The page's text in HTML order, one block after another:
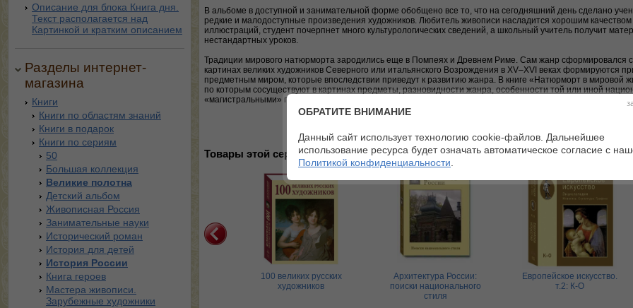
Описание для блока Книга дня.
Текст располагается над
Картинкой и кратким описанием
Разделы интернет-
магазина
Книги
Книги по областям знаний
Книги в подарок
Книги по сериям
50
Большая коллекция
Великие полотна
Детский альбом
Живописная Россия
Занимательные науки
Исторический роман
История для детей
История России
Книга героев
Мастера живописи.
Зарубежные художники
В альбоме в доступной и занимательной форме обобщено все то, что на сегодняшний день сделано
редкие и малодоступные произведения художников. Любитель живописи насладится хорошим
иллюстраций, студент почерпнет много культурологических сведений, а школьный учитель получит
нестандартных уроков.
Традиции мирового натюрморта зародились еще в Помпеях и Древнем Риме. Сам жанр сформировался
картинах великих художников Северного или итальянского Возрождения в XV–XVI веках формируются
предметным миром, которые впоследствии приведут к развитию жанра. В книге «Натюрморт в мировой
по которым сосуществуют в картинах предметы, разновидности жанра, особенности той или иной
«магистральными» путями развития изобразительного искусства.
Товары этой серии:
русской
живописи
100 великих русских
художников
Архитектура России:
поиски национального
стиля
Европейское искусство.
т.2: К-О
ОБРАТИТЕ ВНИМАНИЕ
Данный сайт использует технологию cookie-файлов. Дальнейшее
использование ресурса будет означать автоматическое согласие с
Политикой конфиденциальности